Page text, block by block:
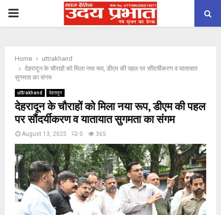
PRIMARY
Home
uttrakhand
देहरादून के चौराहों को मिला नया रूप, डीएम की पहल पर सौंदर्यीकरण व यातायात
सुगमता का संगम
uttrakhand देहरादून
देहरादून के चौराहों को मिला नया रूप, डीएम की पहल
पर सौंदर्यीकरण व यातायात सुगमता का संगम
August 13, 2025 0 365